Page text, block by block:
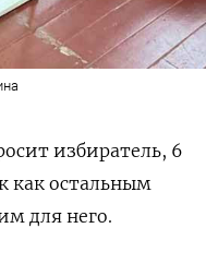
избиратель, 6
как остальным
для него.